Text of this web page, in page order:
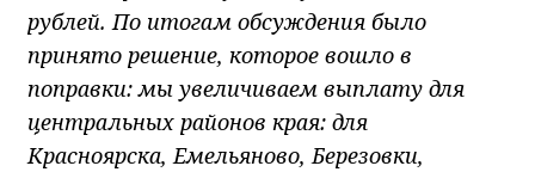
рублей. По итогам обсуждения было
принято решение, которое вошло в
поправки: мы увеличиваем выплату для
центральных районов края: для
Красноярска, Емельяново, Березовки,